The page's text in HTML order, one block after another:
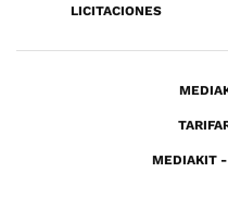
LICITACIONES
MEDIAKIT